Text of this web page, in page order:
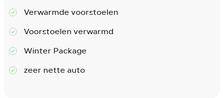
Verwarmde voorstoelen
Voorstoelen verwarmd
Winter Package
zeer nette auto